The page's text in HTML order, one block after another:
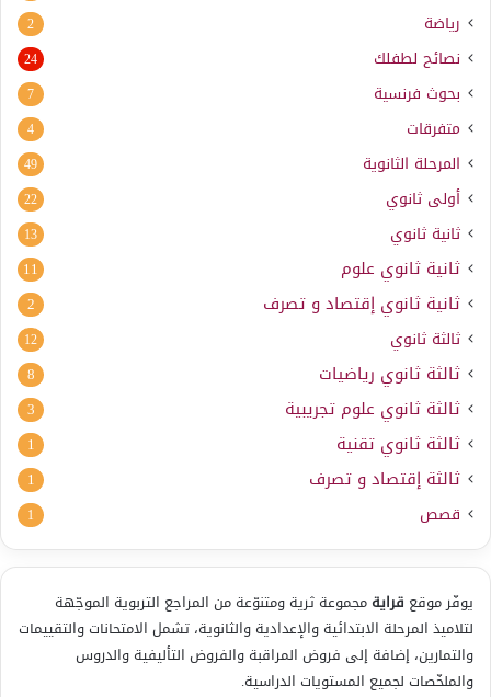
رياضة 2
نصائح لطفلك 24
بحوث فرنسية 7
متفرقات 4
المرحلة الثانوية 49
أولى ثانوي 22
ثانية ثانوي 13
ثانية ثانوي علوم 11
ثانية ثانوي إقتصاد و تصرف 2
ثالثة ثانوي 12
ثالثة ثانوي رياضيات 8
ثالثة ثانوي علوم تجريبية 3
ثالثة ثانوي تقنية 1
ثالثة إقتصاد و تصرف 1
قصص 1
يوفّر موقع قرايةمجموعة ثرية ومتنوّعة من المراجع التربوية الموجّهة
لتلاميذ المرحلة الابتدائية والإعدادية والثانوية، تشمل الامتحانات والتقييمات
والتمارين، إضافة إلى فروض المراقبة والفروض التأليفية والدروس
والملخّصات لجميع المستويات الدراسية.